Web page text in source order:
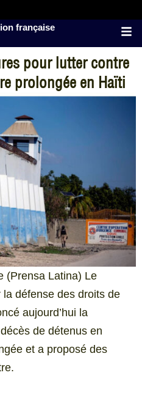
française
pour lutter contre
prolongée en Haïti
(Prensa Latina) Le
défense des droits de
aujourd’hui la
de détenus en
et a proposé des